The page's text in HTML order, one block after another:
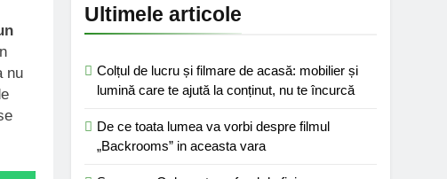
nu
Ultimele articole
Colțul de lucru și filmare de acasă: mobilier și
lumină care te ajută la conținut, nu te încurcă
De ce toata lumea va vorbi despre filmul
„Backrooms” in aceasta vara